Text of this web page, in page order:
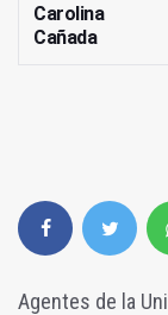
Carolina
Cañada
Agentes de la